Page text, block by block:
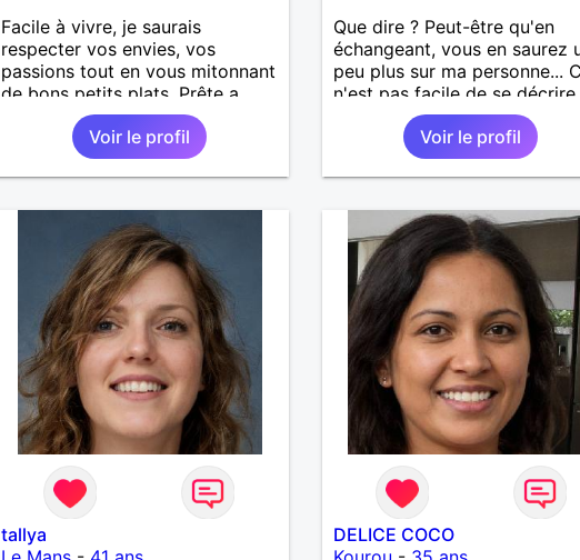
Facile à vivre, je saurais
respecter vos envies, vos
passions tout en vous mitonnant
de bons petits plats. Prête a
vivre auprès d'un homme franc,
sincère généreux et affectueux...
Voir le profil
Que dire ? Peut-être qu'en
échangeant, vous en saurez
peu plus sur ma personne...
n'est pas facile de se décrire
soi-même
Voir le profil
tallya
DELICE COCO